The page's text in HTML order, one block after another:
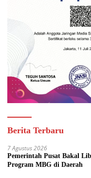
Berita Terbaru
7 Agustus 2026
Pemerintah Pusat Bakal
Program MBG di Daerah